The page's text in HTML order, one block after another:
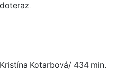
Kotarbová/ 434 min.